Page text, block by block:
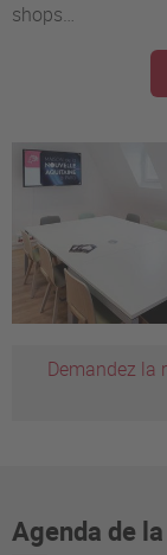
shops…
Demandez la
Agenda de